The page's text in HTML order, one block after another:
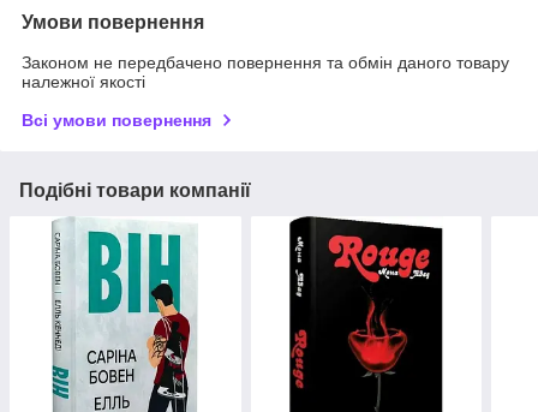
Умови повернення
Законом не передбачено повернення та обмін даного товару
належної якості
Всі умови повернення
Подібні товари компанії